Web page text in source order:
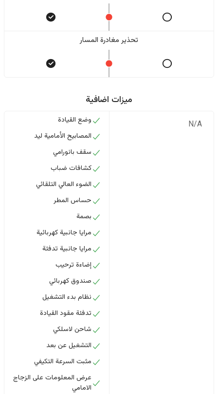
تحذير مغادرة المسار
ميزات اضافية
N/A
وضع القيادة
المصابيح الأمامية ليد
سقف بانورامي
كشافات ضباب
الضوء العالي التلقائي
حساس المطر
بصمة
مرايا جانبية كهربائية
مرايا جانبية تدفئة
إضاءة ترحيب
صندوق كهربائي
نظام بدء التشغيل
تدفئة مقود القيادة
شاحن لاسلكي
التشغيل عن بعد
مثبت السرعة التكيفي
عرض المعلومات على الزجاج
الامامي